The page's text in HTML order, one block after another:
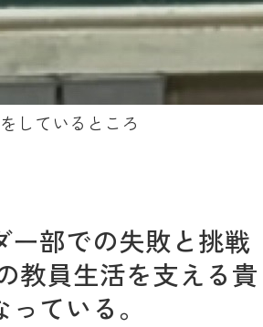
しているところ
ー部での失敗と挑戦
教員生活を支える貴
ている。